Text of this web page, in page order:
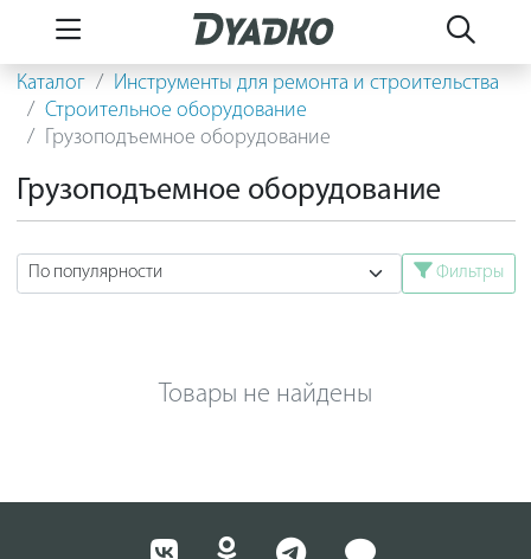
Каталог
Инструменты для ремонта и строительства
Строительное оборудование
Грузоподъемное оборудование
Грузоподъемное оборудование
Фильтры
Товары не найдены